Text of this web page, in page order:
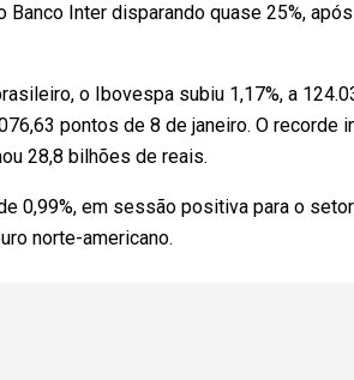
Inter disparando quase 25%,
o Ibovespa subiu 1,17%, a
pontos de 8 de janeiro. O recorde
28,8 bilhões de reais.
0,99%, em sessão positiva para o
norte-americano.